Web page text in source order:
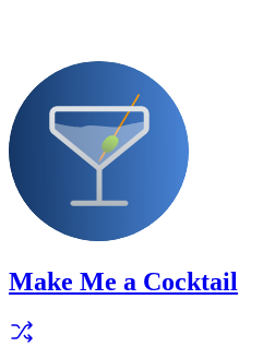
Make Me a Cocktail